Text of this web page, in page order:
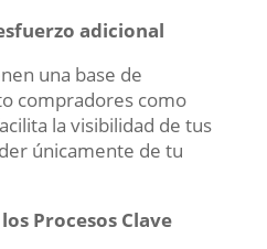
adicional
una base de
compradores como
la visibilidad de tus
únicamente de tu
Procesos Clave